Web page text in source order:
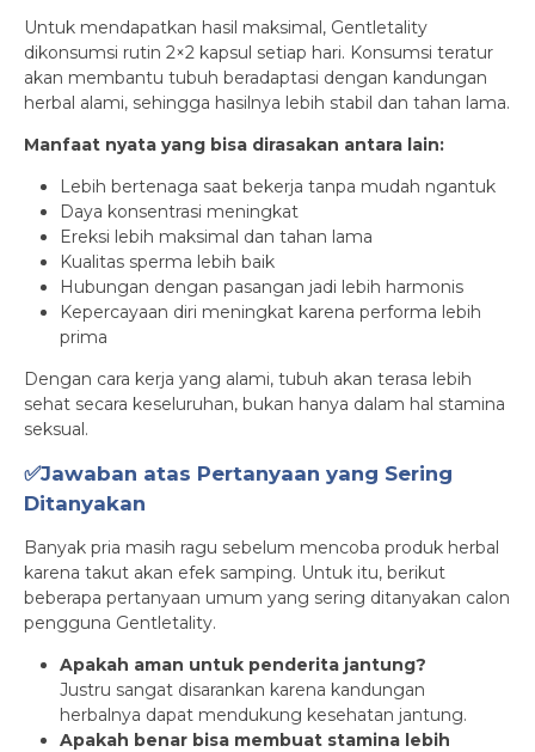
Untuk mendapatkan hasil maksimal, Gentletality
dikonsumsi rutin 2×2 kapsul setiap hari. Konsumsi teratur
akan membantu tubuh beradaptasi dengan kandungan
herbal alami, sehingga hasilnya lebih stabil dan tahan lama.
Manfaat nyata yang bisa dirasakan antara lain:
Lebih bertenaga saat bekerja tanpa mudah ngantuk
Daya konsentrasi meningkat
Ereksi lebih maksimal dan tahan lama
Kualitas sperma lebih baik
Hubungan dengan pasangan jadi lebih harmonis
Kepercayaan diri meningkat karena performa lebih
prima
Dengan cara kerja yang alami, tubuh akan terasa lebih
sehat secara keseluruhan, bukan hanya dalam hal stamina
seksual.
✅Jawaban atas Pertanyaan yang Sering
Ditanyakan
Banyak pria masih ragu sebelum mencoba produk herbal
karena takut akan efek samping. Untuk itu, berikut
beberapa pertanyaan umum yang sering ditanyakan calon
pengguna Gentletality.
Apakah aman untuk penderita jantung?
Justru sangat disarankan karena kandungan
herbalnya dapat mendukung kesehatan jantung.
Apakah benar bisa membuat stamina lebih